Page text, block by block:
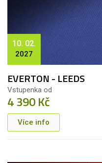
10. 02.
2027
EVERTON - LEEDS
Vstupenka od
4 390 Kč
Více info